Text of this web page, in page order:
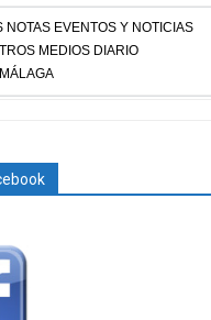
NOTAS EVENTOS Y NOTICIAS
MEDIOS DIARIO